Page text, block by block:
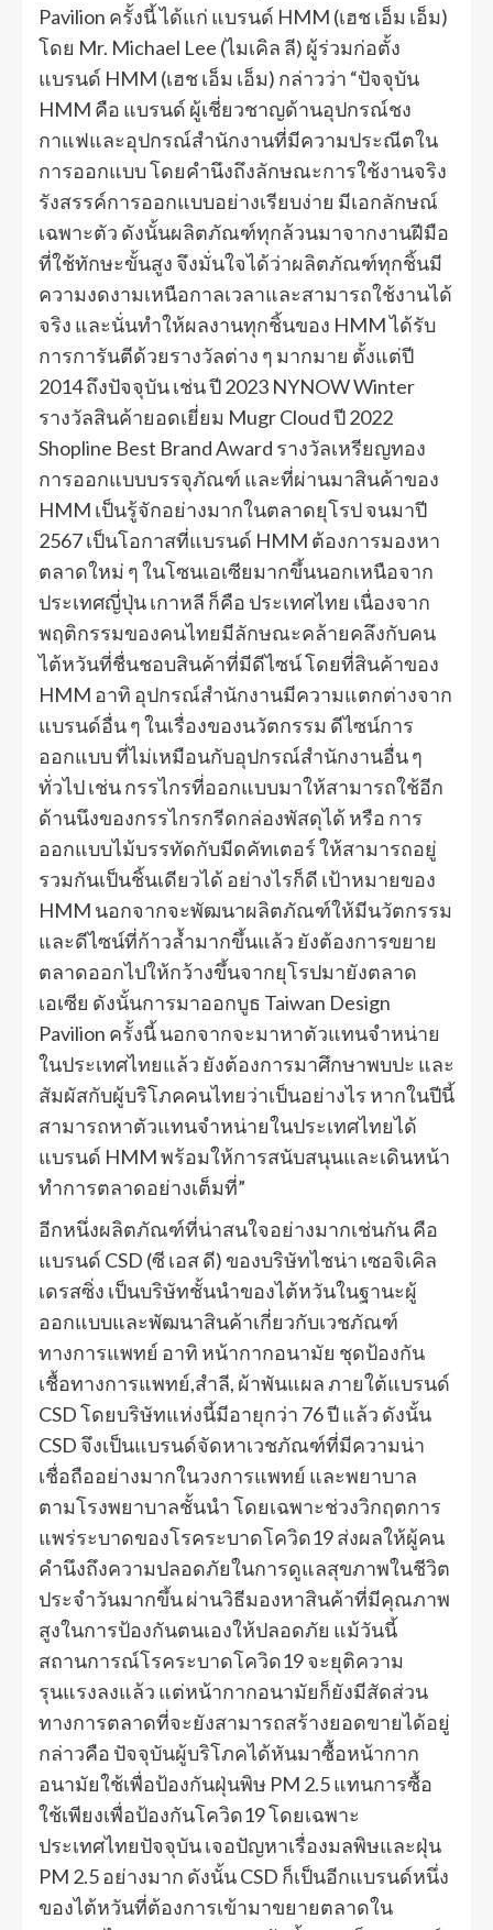
Pavilion ครั้งนี้ ได้แก่ แบรนด์ HMM (เฮช เอ็ม เอ็ม)
โดย Mr. Michael Lee (ไมเคิล ลี) ผู้ร่วมก่อตั้ง
แบรนด์ HMM (เฮช เอ็ม เอ็ม) กล่าวว่า “ปัจจุบัน
HMM คือ แบรนด์ ผู้เชี่ยวชาญด้านอุปกรณ์ชง
กาแฟและอุปกรณ์สำนักงานที่มีความประณีตใน
การออกแบบ โดยคำนึงถึงลักษณะการใช้งานจริง
รังสรรค์การออกแบบอย่างเรียบง่าย มีเอกลักษณ์
เฉพาะตัว ดังนั้นผลิตภัณฑ์ทุกล้วนมาจากงานฝีมือ
ที่ใช้ทักษะขั้นสูง จึงมั่นใจได้ว่าผลิตภัณฑ์ทุกชิ้นมี
ความงดงามเหนือกาลเวลาและสามารถใช้งานได้
จริง และนั่นทำให้ผลงานทุกชิ้นของ HMM ได้รับ
การการันตีด้วยรางวัลต่าง ๆ มากมาย ตั้งแต่ปี
2014 ถึงปัจจุบัน เช่น ปี 2023 NYNOW Winter
รางวัลสินค้ายอดเยี่ยม Mugr Cloud ปี 2022
Shopline Best Brand Award รางวัลเหรียญทอง
การออกแบบบรรจุภัณฑ์ และที่ผ่านมาสินค้าของ
HMM เป็นรู้จักอย่างมากในตลาดยุโรป จนมาปี
2567 เป็นโอกาสที่แบรนด์ HMM ต้องการมองหา
ตลาดใหม่ ๆ ในโซนเอเซียมากขึ้นนอกเหนือจาก
ประเทศญี่ปุ่น เกาหลี ก็คือ ประเทศไทย เนื่องจาก
พฤติกรรมของคนไทยมีลักษณะคล้ายคลึงกับคน
ไต้หวันที่ชื่นชอบสินค้าที่มีดีไซน์ โดยที่สินค้าของ
HMM อาทิ อุปกรณ์สำนักงานมีความแตกต่างจาก
แบรนด์อื่น ๆ ในเรื่องของนวัตกรรม ดีไซน์การ
ออกแบบ ที่ไม่เหมือนกับอุปกรณ์สำนักงานอื่น ๆ
ทั่วไป เช่น กรรไกรที่ออกแบบมาให้สามารถใช้อีก
ด้านนึงของกรรไกรกรีดกล่องพัสดุได้ หรือ การ
ออกแบบไม้บรรทัดกับมีดคัทเตอร์ ให้สามารถอยู่
รวมกันเป็นชิ้นเดียวได้ อย่างไรก็ดี เป้าหมายของ
HMM นอกจากจะพัฒนาผลิตภัณฑ์ให้มีนวัตกรรม
และดีไซน์ที่ก้าวล้ำมากขึ้นแล้ว ยังต้องการขยาย
ตลาดออกไปให้กว้างขึ้นจากยุโรปมายังตลาด
เอเซีย ดังนั้นการมาออกบูธ Taiwan Design
Pavilion ครั้งนี้ นอกจากจะมาหาตัวแทนจำหน่าย
ในประเทศไทยแล้ว ยังต้องการมาศึกษาพบปะ และ
สัมผัสกับผู้บริโภคคนไทยว่าเป็นอย่างไร หากในปีนี้
สามารถหาตัวแทนจำหน่ายในประเทศไทยได้
แบรนด์ HMM พร้อมให้การสนับสนุนและเดินหน้า
ทำการตลาดอย่างเต็มที่”
อีกหนึ่งผลิตภัณฑ์ที่น่าสนใจอย่างมากเช่นกัน คือ
แบรนด์ CSD (ซี เอส ดี) ของบริษัทไชน่า เซอจิเคิล
เดรสซิ่ง เป็นบริษัทชั้นนำของไต้หวันในฐานะผู้
ออกแบบและพัฒนาสินค้าเกี่ยวกับเวชภัณฑ์
ทางการแพทย์ อาทิ หน้ากากอนามัย ชุดป้องกัน
เชื้อทางการแพทย์,สำลี, ผ้าพันแผล ภายใต้แบรนด์
CSD โดยบริษัทแห่งนี้มีอายุกว่า 76 ปี แล้ว ดังนั้น
CSD จึงเป็นแบรนด์จัดหาเวชภัณฑ์ที่มีความน่า
เชื่อถืออย่างมากในวงการแพทย์ และพยาบาล
ตามโรงพยาบาลชั้นนำ โดยเฉพาะช่วงวิกฤตการ
แพร่ระบาดของโรคระบาดโควิด19 ส่งผลให้ผู้คน
คำนึงถึงความปลอดภัยในการดูแลสุขภาพในชีวิต
ประจำวันมากขึ้น ผ่านวิธีมองหาสินค้าที่มีคุณภาพ
สูงในการป้องกันตนเองให้ปลอดภัย แม้วันนี้
สถานการณ์โรคระบาดโควิด19 จะยุติความ
รุนแรงลงแล้ว แต่หน้ากากอนามัยก็ยังมีสัดส่วน
ทางการตลาดที่จะยังสามารถสร้างยอดขายได้อยู่
กล่าวคือ ปัจจุบันผู้บริโภคได้หันมาซื้อหน้ากาก
อนามัยใช้เพื่อป้องกันฝุ่นพิษ PM 2.5 แทนการซื้อ
ใช้เพียงเพื่อป้องกันโควิด19 โดยเฉพาะ
ประเทศไทยปัจจุบัน เจอปัญหาเรื่องมลพิษและฝุ่น
PM 2.5 อย่างมาก ดังนั้น CSD ก็เป็นอีกแบรนด์หนึ่ง
ของไต้หวันที่ต้องการเข้ามาขยายตลาดใน